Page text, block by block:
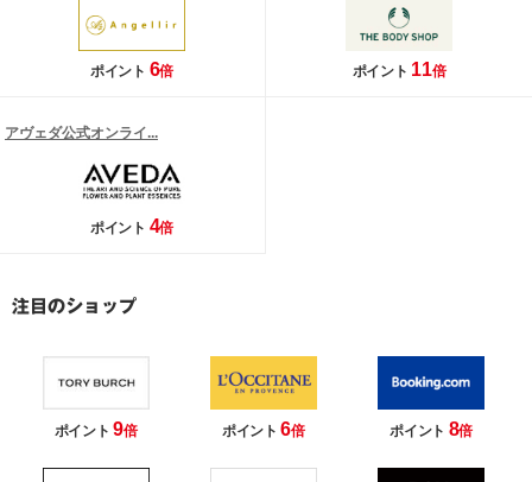
ポイント 6倍 ポイント 11倍
アヴェダ公式オンライ...
ポイント 4倍
ポイント9倍 ポイント6倍 ポイント 8倍